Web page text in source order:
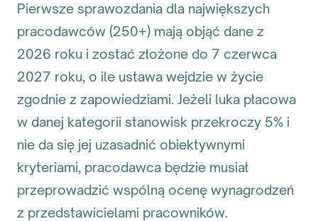
Pierwsze sprawozdania dla największych
pracodawców (250+) mają objąć dane z
2026 roku i zostać złożone do 7 czerwca
2027 roku, o ile ustawa wejdzie w życie
zgodnie z zapowiedziami. Jeżeli luka płacowa
w danej kategorii stanowisk przekroczy 5% i
nie da się jej uzasadnić obiektywnymi
kryteriami, pracodawca będzie musiał
przeprowadzić wspólną ocenę wynagrodzeń
z przedstawicielami pracowników.